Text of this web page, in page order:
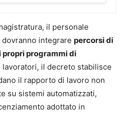
come “nasce” una
maggiore controllo
focus su allucinazioni,
e tecniche pratiche di
operative)
non un trucco:dall’uso
metodo strutturato per
e comunicazione
il personale
dovranno integrare percorsi di
propri programmi di
lavoratori, il decreto stabilisce
il rapporto di lavoro non
su sistemi automatizzati,
adottato in